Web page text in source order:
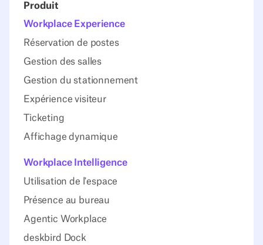
Produit
Workplace Experience
Réservation de postes
Gestion des salles
Gestion du stationnement
Expérience visiteur
Ticketing
Affichage dynamique
Workplace Intelligence
Utilisation de l'espace
Présence au bureau
Agentic Workplace
deskbird Dock